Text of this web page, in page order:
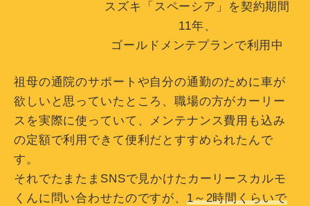
スズキ「スペーシア」を契約期間
11年、
ゴールドメンテプランで利用中
祖母の通院のサポートや自分の通勤のために車が
欲しいと思っていたところ、職場の方がカーリー
スを実際に使っていて、メンテナンス費用も込み
の定額で利用できて便利だとすすめられたんで
す。
それでたまたまSNSで見かけたカーリースカルモ
くんに問い合わせたのですが、 1～2時間くらいで